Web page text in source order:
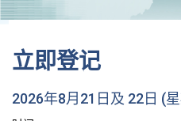
香港国际法律人才培训学